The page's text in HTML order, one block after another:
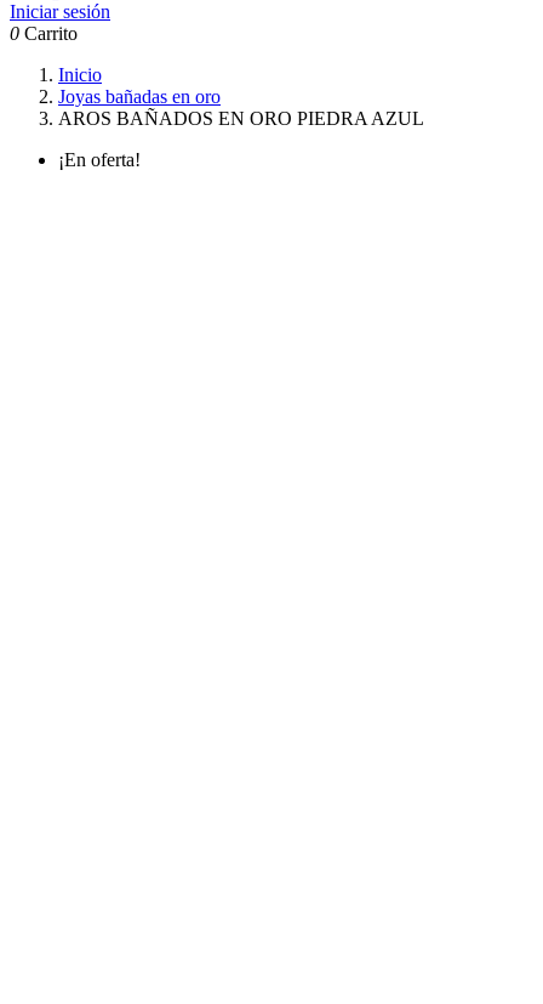
Iniciar sesión
0 Carrito
Inicio
Joyas bañadas en oro
AROS BAÑADOS EN ORO PIEDRA AZUL
¡En oferta!